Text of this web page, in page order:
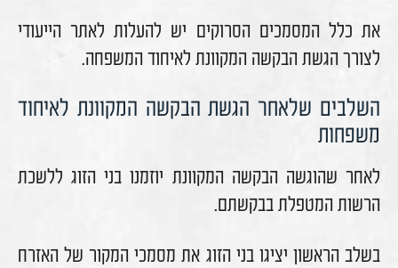
את כלל המסמכים הסרוקים יש להעלות לאתר הייעודי
לצורך הגשת הבקשה המקוונת לאיחוד המשפחה.
השלבים שלאחר הגשת הבקשה המקוונת לאיחוד
משפחות
לאחר שהוגשה הבקשה המקוונת יוזמנו בני הזוג ללשכת
הרשות המטפלת בבקשתם.
בשלב הראשון יציגו בני הזוג את מסמכי המקור של האזרח